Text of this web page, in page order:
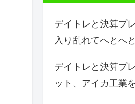
デイトレと決算プ
入り乱れてへとへ
デイトレと決算プ
ット、アイカ工業